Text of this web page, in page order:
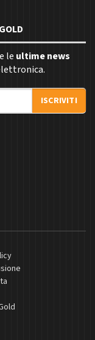
le ultime news
ISCRIVITI